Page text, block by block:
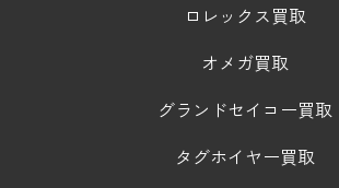
ロレックス買取
オメガ買取
グランドセイコー買取
タグホイヤー買取